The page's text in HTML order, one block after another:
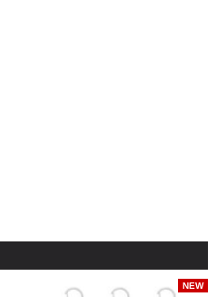
NEW